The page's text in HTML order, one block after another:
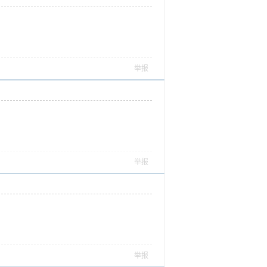
举报
举报
举报